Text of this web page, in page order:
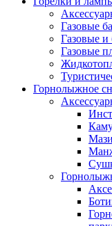
Газовые
Газовые и
Газовые
Горнолыжное
Мази